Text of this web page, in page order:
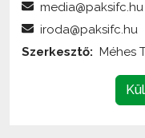
media@paksifc.hu
iroda@paksifc.hu
Szerkesztő: Méhes